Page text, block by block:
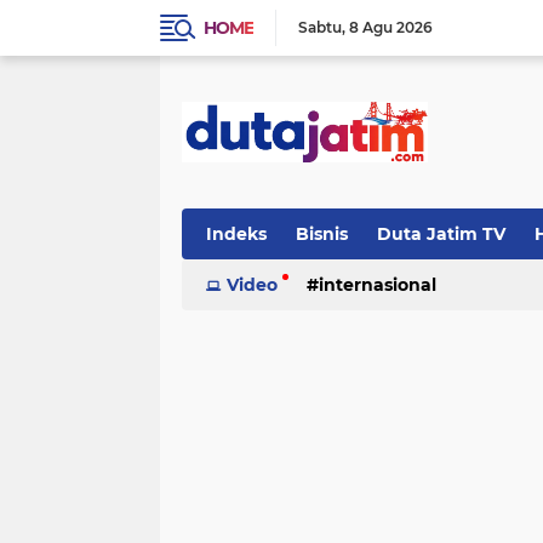
HOME Sabtu 8 Agu 2026
Indeks Bisnis Duta Jatim TV
Video internasional